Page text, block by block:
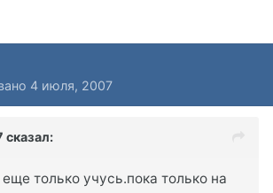
4 июля, 2007
сказал:
только учусь.пока только на